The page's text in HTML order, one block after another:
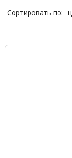
Сортировать по: